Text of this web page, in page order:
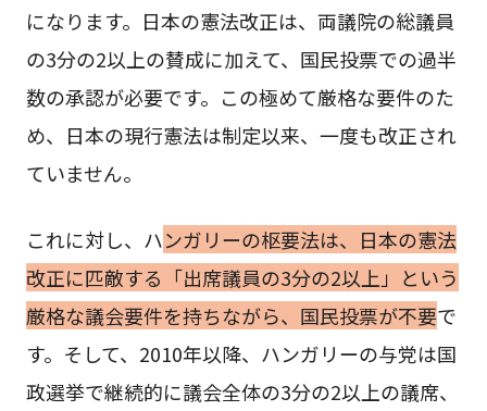
になります。日本の憲法改正は、両議院の総議員
の3分の2以上の賛成に加えて、国民投票での過半
数の承認が必要です。この極めて厳格な要件のた
め、日本の現行憲法は制定以来、一度も改正され
ていません。
これに対し、ハンガリーの枢要法は、日本の憲法
改正に匹敵する「出席議員の3分の2以上」という
厳格な議会要件を持ちながら、国民投票が不要で
す。そして、2010年以降、ハンガリーの与党は国
政選挙で継続的に議会全体の3分の2以上の議席、